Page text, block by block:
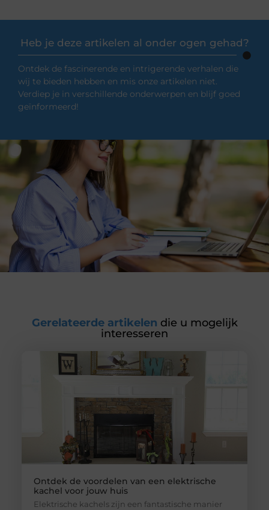
Heb je deze artikelen al onder ogen gehad?
Ontdek de fascinerende en intrigerende verhalen die
wij te bieden hebben en mis onze artikelen niet.
Verdiep je in verschillende onderwerpen en blijf goed
geïnformeerd!
Gerelateerde artikelen die u mogelijk
interesseren
Ontdek de voordelen van een elektrische
kachel voor jouw huis
Elektrische kachels zijn een fantastische manier